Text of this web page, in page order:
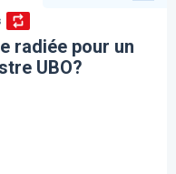
radiée pour un
UBO?